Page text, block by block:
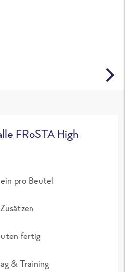
FRoSTA High
pro Beutel
fertig
& Training